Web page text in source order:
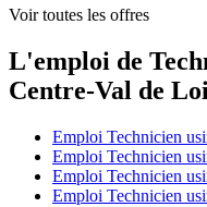
Voir toutes les offres
L'emploi de
Centre-Val de
Emploi Technicien
Emploi Technicien
Emploi Technicien
Emploi Technicien